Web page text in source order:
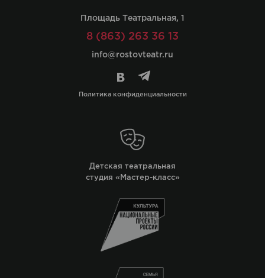
Площадь Театральная, 1
8 (863) 263 36 13
info@rostovteatr.ru
Политика конфиденциальности
Детская театральная
студия «Мастер-класс»